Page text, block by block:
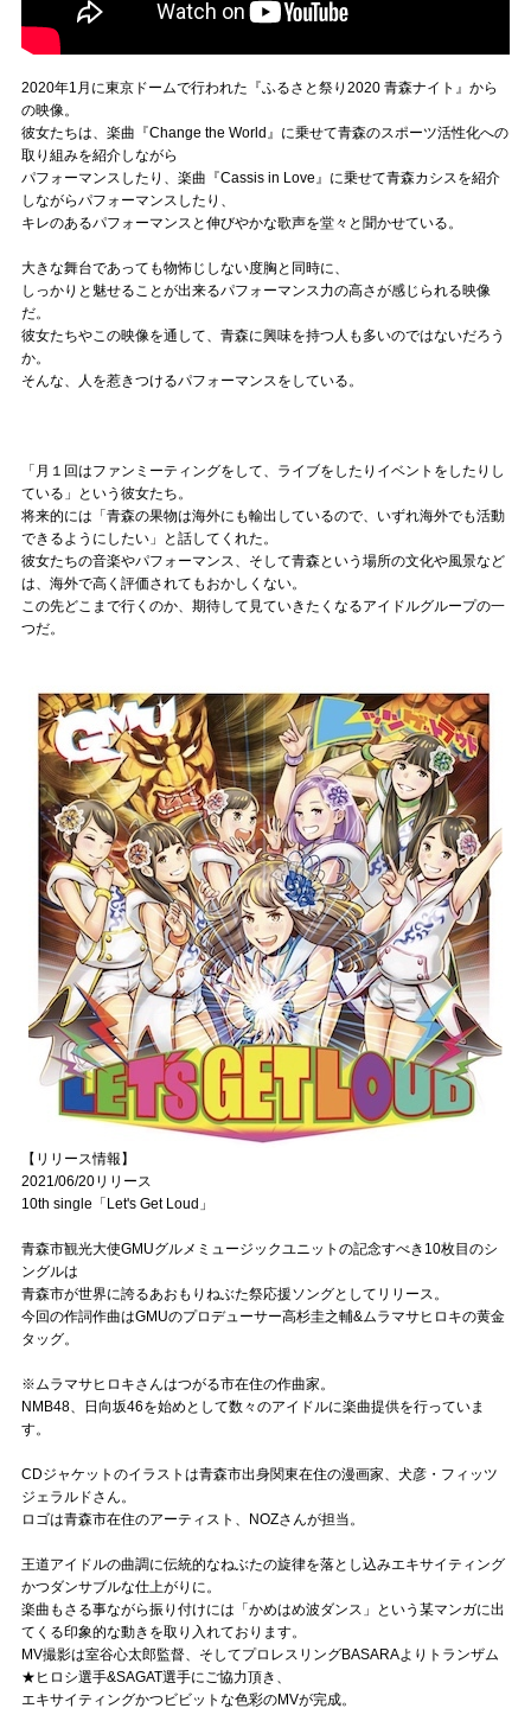
2020年1月に東京ドームで行われた『ふるさと祭り2020 青森ナイト』から
の映像。
彼女たちは、楽曲『Change the World』に乗せて青森のスポーツ活性化への
取り組みを紹介しながら
パフォーマンスしたり、楽曲『Cassis in Love』に乗せて青森カシスを紹介
しながらパフォーマンスしたり、
キレのあるパフォーマンスと伸びやかな歌声を堂々と聞かせている。
大きな舞台であっても物怖じしない度胸と同時に、
しっかりと魅せることが出来るパフォーマンス力の高さが感じられる映像
だ。
彼女たちやこの映像を通して、青森に興味を持つ人も多いのではないだろう
か。
そんな、人を惹きつけるパフォーマンスをしている。
「月１回はファンミーティングをして、ライブをしたりイベントをしたりし
ている」という彼女たち。
将来的には「青森の果物は海外にも輸出しているので、いずれ海外でも活動
できるようにしたい」と話してくれた。
彼女たちの音楽やパフォーマンス、そして青森という場所の文化や風景など
は、海外で高く評価されてもおかしくない。
この先どこまで行くのか、期待して見ていきたくなるアイドルグループの一
つだ。
【リリース情報】
2021/06/20リリース
10th single「Let's Get Loud」
青森市観光大使GMUグルメミュージックユニットの記念すべき10枚目のシ
ングルは
青森市が世界に誇るあおもりねぶた祭応援ソングとしてリリース。
今回の作詞作曲はGMUのプロデューサー高杉圭之輔&ムラマサヒロキの黄金
タッグ。
※ムラマサヒロキさんはつがる市在住の作曲家。
NMB48、日向坂46を始めとして数々のアイドルに楽曲提供を行っていま
す。
CDジャケットのイラストは青森市出身関東在住の漫画家、犬彦・フィッツ
ジェラルドさん。
ロゴは青森市在住のアーティスト、NOZさんが担当。
王道アイドルの曲調に伝統的なねぶたの旋律を落とし込みエキサイティング
かつダンサブルな仕上がりに。
楽曲もさる事ながら振り付けには「かめはめ波ダンス」という某マンガに出
てくる印象的な動きを取り入れております。
MV撮影は室谷心太郎監督、そしてプロレスリングBASARAよりトランザム
★ヒロシ選手&SAGAT選手にご協力頂き、
エキサイティングかつビビットな色彩のMVが完成。